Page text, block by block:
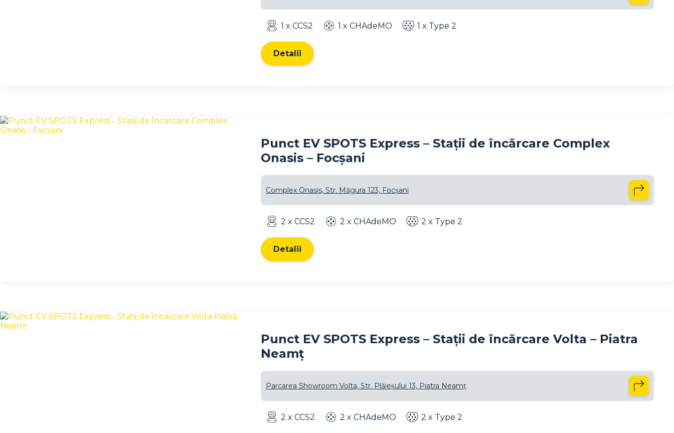
1 x CCS2 1 x CHAdeMO 1 x Type 2
Detalii
Punct EV SPOTS Express – Stații de încărcare Complex
Onasis – Focșani
Complex Onasis, Str. Măgura 123, Focșani
2 x CCS2 2 x CHAdeMO 2 x Type 2
Detalii
Punct EV SPOTS Express – Stații de încărcare Volta – Piatra
Neamț
Parcarea Showroom Volta, Str. Plăieșului 13, Piatra Neamț
2 x CCS2 2 x CHAdeMO 2 x Type 2